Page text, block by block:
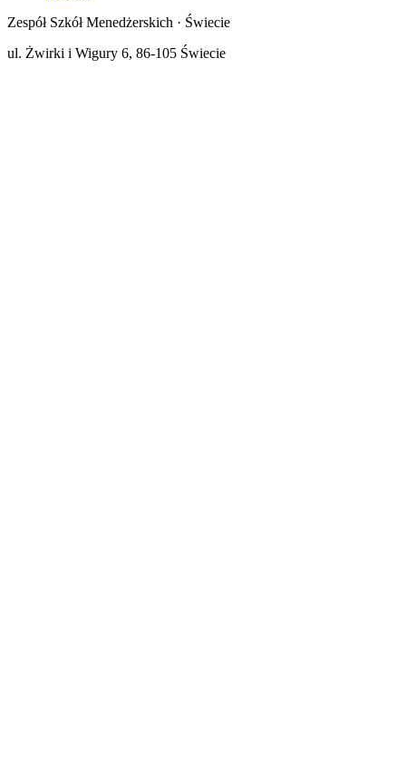
Zespół Szkół Menedżerskich · Świecie
ul. Żwirki i Wigury 6, 86-105 Świecie